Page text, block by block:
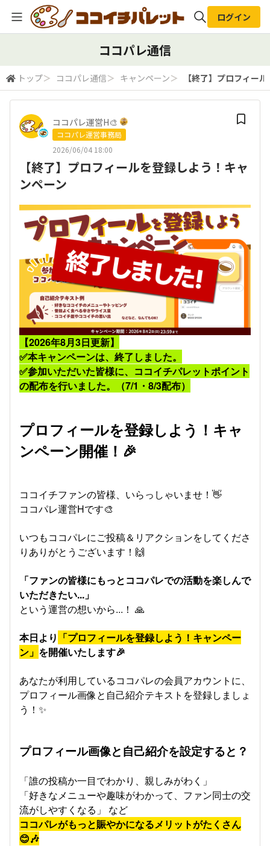
検索
ログイン
ココパレ通信
トップ＞ ココパレ通信＞ キャンペーン＞ 【終了】プロフィー
ココパレ運営H🎨
ココパレ運営事務局
2026/06/04 18:00
【終了】プロフィールを登録しよう！キャ
ンペーン
【2026年8月3日更新】
​✅本キャンペーンは、終了しました。
✅参加いただいた皆様に、ココイチパレットポイント
の配布を行いました。（7/1・8/3配布）
プロフィールを登録しよう！キャ
ンペーン開催！🎉
ココイチファンの皆様、いらっしゃいませ！👋
ココパレ運営Hです🎨
いつもココパレにご投稿＆リアクションをしてくださ
りありがとうございます！🙌
「ファンの皆様にもっとココパレでの活動を楽しんで
いただきたい...」
という運営の想いから...！ 🙏
本日より 「プロフィールを登録しよう！キャンペー
ン」 を開催いたします🎉
あなたが利用しているココパレの会員アカウントに、
プロフィール画像と自己紹介テキストを登録しましょ
う！✨
プロフィール画像と自己紹介を設定すると？
「誰の投稿か一目でわかり、親しみがわく」
「好きなメニューや趣味がわかって、ファン同士の交
流がしやすくなる」 など
ココパレがもっと賑やかになるメリットがたくさん
😊🎶